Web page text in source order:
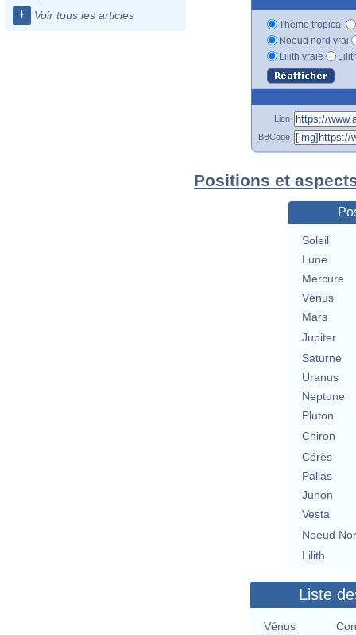
+ Voir tous les articles
Thème tropical
Noeud nord vrai
Lilith vraie
Lien
BBCode
Positions et
Soleil
Lune
Mercure
Vénus
Mars
Jupiter
Saturne
Uranus
Neptune
Pluton
Chiron
Cérès
Pallas
Junon
Vesta
Noeud
Lilith
Liste
Vénus